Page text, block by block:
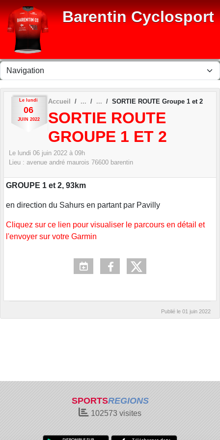
Barentin Cyclosport
Le lundi
06
JUIN 2022
Accueil SORTIE ROUTE Groupe 1 et 2
SORTIE ROUTE
GROUPE 1 ET 2
Le lundi 06 juin 2022 à 09h
Lieu : avenue andré maurois 76600 barentin
GROUPE 1 et 2, 93km
en direction du Sahurs en partant par Pavilly
Cliquez sur ce lien pour visualiser le parcours en détail et
l'envoyer sur votre Garmin
Publié le 01 juin 2022
SPORTSREGIONS
102573 visites
Panneau de gestion des cookies